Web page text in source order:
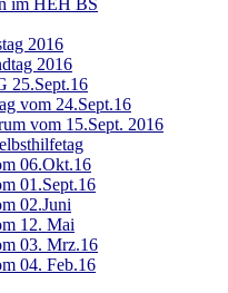
2016
2016
25.Sept.16
vom 24.Sept.16
vom 15.Sept. 2016
06.Okt.16
01.Sept.16
02.Juni
12. Mai
03. Mrz.16
04. Feb.16